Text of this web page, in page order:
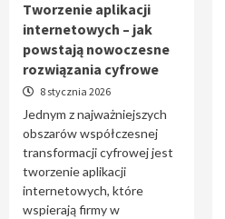
Tworzenie aplikacji
internetowych – jak
powstają nowoczesne
rozwiązania cyfrowe
8 stycznia 2026
Jednym z najważniejszych
obszarów współczesnej
transformacji cyfrowej jest
tworzenie aplikacji
internetowych, które
wspierają firmy w